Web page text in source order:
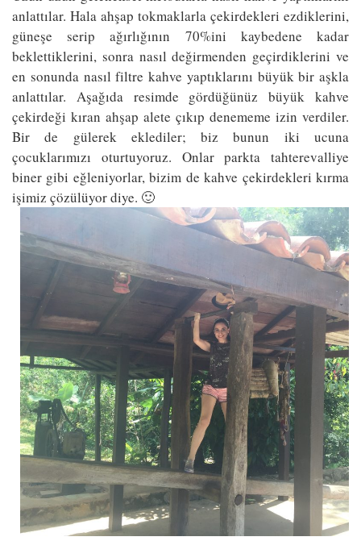
anlattılar. Hala ahşap tokmaklarla çekirdekleri ezdiklerini,
güneşe serip ağırlığının 70%ini kaybedene kadar
beklettiklerini, sonra nasıl değirmenden geçirdiklerini ve
en sonunda nasıl filtre kahve yaptıklarını büyük bir aşkla
anlattılar. Aşağıda resimde gördüğünüz büyük kahve
çekirdeği kıran ahşap alete çıkıp denememe izin verdiler.
Bir de gülerek eklediler; biz bunun iki ucuna
çocuklarımızı oturtuyoruz. Onlar parkta tahterevalliye
biner gibi eğleniyorlar, bizim de kahve çekirdekleri kırma
işimiz çözülüyor diye. 🙂